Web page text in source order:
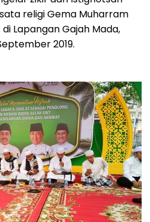
religi Gema Muharram
Lapangan Gajah Mada,
2019.